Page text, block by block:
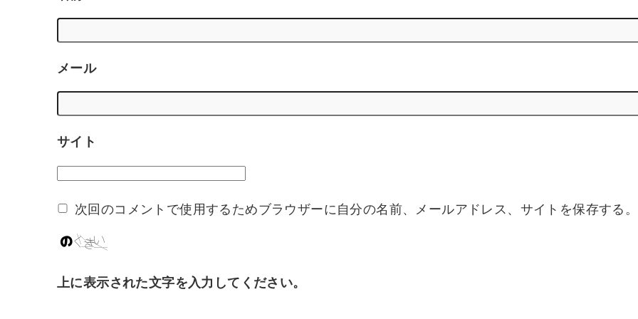
メール
サイト
次回のコメントで使用するためブラウザーに自分の名前、メールアドレス、サイトを保存する。
上に表示された文字を入力してください。